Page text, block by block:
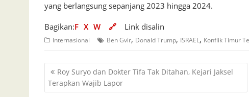
yang berlangsung sepanjang 2023 hingga 2024.
Bagikan:F X W 🔗 Link disalin
Internasional Ben Gvir, Donald Trump, ISRAEL, Konflik Timur
Navigasi
pos
Roy Suryo dan Dokter Tifa Tak Ditahan, Kejari Jaksel
Terapkan Wajib Lapor